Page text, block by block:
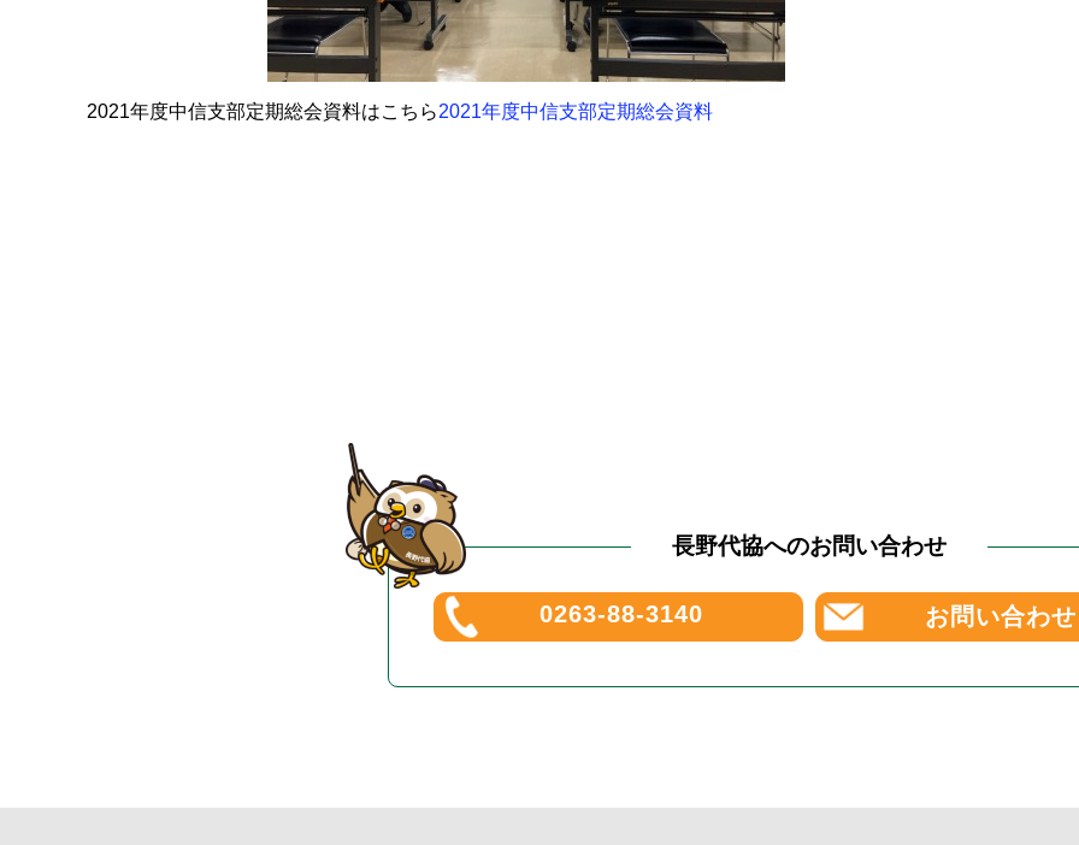
2021年度中信支部定期総会資料はこちら2021年度中信支部定期総会資料
0263-88-3140 お問い合わせ
長野代協へのお問い合わせ